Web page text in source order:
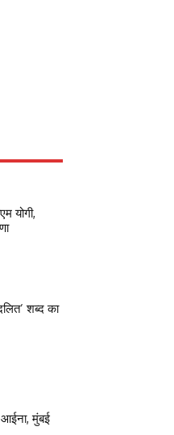
योगी,
शब्द का
आईना, मुंबई